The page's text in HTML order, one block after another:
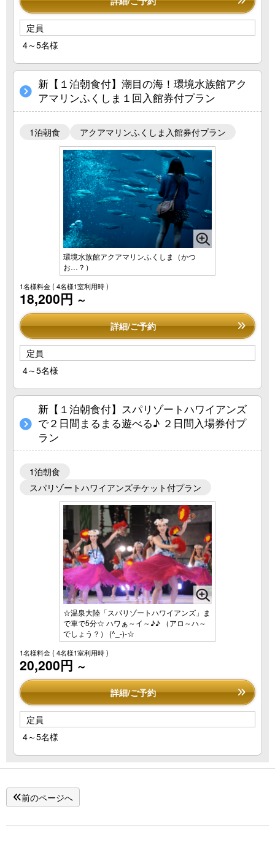
定員
4～5名様
新【１泊朝食付】潮目の海！環境水族館アク
アマリンふくしま１回入館券付プラン
1泊朝食 アクアマリンふくしま入館券付プラン
環境水族館アクアマリンふくしま（かつ
お…？）
1名様料金( 4名様1室利用時 )
18,200円 ～
詳細/ご予約
定員
4～5名様
新【１泊朝食付】スパリゾートハワイアンズ
で２日間まるまる遊べる♪ ２日間入場券付プ
ラン
1泊朝食
スパリゾートハワイアンズチケット付プラン
☆温泉大陸「スパリゾートハワイアンズ」ま
で車で5分☆ ハワぁ～イ～♪♪ （アロ～ハ～
でしょう？） (^_-)-☆
1名様料金( 4名様1室利用時 )
20,200円 ～
詳細/ご予約
定員
4～5名様
前のページへ